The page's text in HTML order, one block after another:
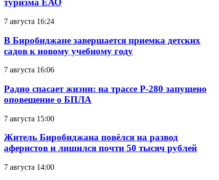
туризма ЕАО
7 августа 16:24
В Биробиджане завершается приемка детских
садов к новому учебному году
7 августа 16:06
Радио спасает жизни: на трассе Р-280 запущено
оповещение о БПЛА
7 августа 15:00
Житель Биробиджана повёлся на развод
аферистов и лишился почти 50 тысяч рублей
7 августа 14:00